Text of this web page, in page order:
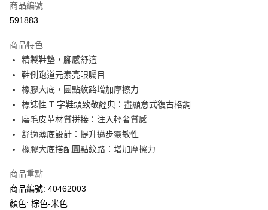
線上付款
Alipay, PayMe, WeChat Pay, UnionPay, FPS
送貨方式
單筆訂單淨值滿$399可享免運費優惠
每筆HK$30.00，滿HK$399.00或以上免運費
滿$599可享澳門免運費優惠
商品編號
591883
商品特色
精製鞋墊，腳感舒適
鞋側跑道元素亮眼矚目
橡膠大底，圓點紋路增加摩擦力
標誌性 T 字鞋頭致敬經典：盡顯意式復古格調
磨毛皮革材質拼接：注入輕奢質感
舒適薄底設計：提升邁步靈敏性
橡膠大底搭配圓點紋路：增加摩擦力
商品重點
商品編號: 40462003
顏色: 棕色-米色